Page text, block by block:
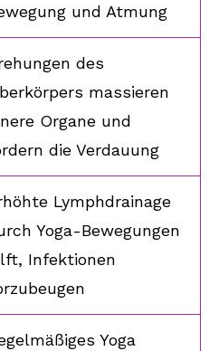
und Atmung
des
massieren
Organe und
die Verdauung
Lymphdrainage
Yoga-Bewegungen
Infektionen
Yoga